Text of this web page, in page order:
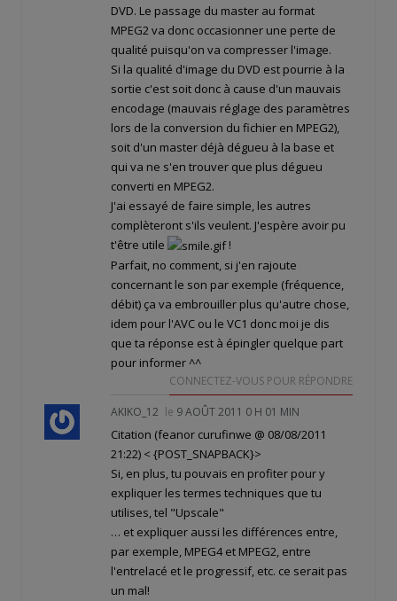
DVD. Le passage du master au format
MPEG2 va donc occasionner une perte de
qualité puisqu'on va compresser l'image.
Si la qualité d'image du DVD est pourrie à la
sortie c'est soit donc à cause d'un mauvais
encodage (mauvais réglage des paramètres
lors de la conversion du fichier en MPEG2),
soit d'un master déjà dégueu à la base et
qui va ne s'en trouver que plus dégueu
converti en MPEG2.
J'ai essayé de faire simple, les autres
complèteront s'ils veulent. J'espère avoir pu
t'être utile
!
Parfait, no comment, si j'en rajoute
concernant le son par exemple (fréquence,
débit) ça va embrouiller plus qu'autre chose,
idem pour l'AVC ou le VC1 donc moi je dis
que ta réponse est à épingler quelque part
pour informer ^^
CONNECTEZ-VOUS POUR RÉPONDRE
AKIKO_12 le 9 AOÛT 2011 0 H 01 MIN
Citation (feanor curufinwe @ 08/08/2011
21:22) < {POST_SNAPBACK}>
Si, en plus, tu pouvais en profiter pour y
expliquer les termes techniques que tu
utilises, tel "Upscale"
… et expliquer aussi les différences entre,
par exemple, MPEG4 et MPEG2, entre
l'entrelacé et le progressif, etc. ce serait pas
un mal!